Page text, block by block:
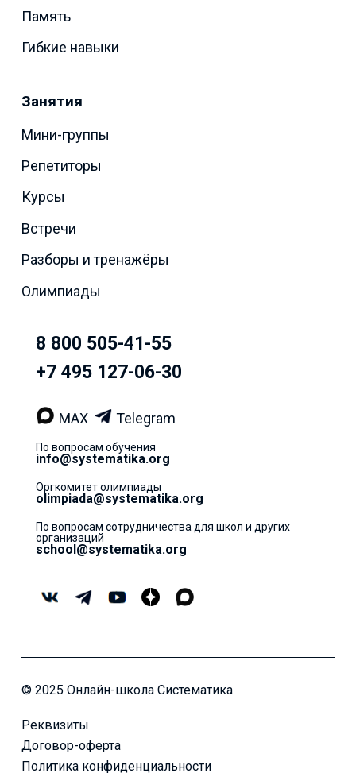
Память
Гибкие навыки
Занятия
Мини-группы
Репетиторы
Курсы
Встречи
Разборы и тренажёры
Олимпиады
8 800 505-41-55
+7 495 127-06-30
MAX Telegram
По вопросам обучения
info@systematika.org
Оргкомитет олимпиады
olimpiada@systematika.org
По вопросам сотрудничества для школ и других
организаций
school@systematika.org
© 2025 Онлайн-школа Систематика
Реквизиты
Договор-оферта
Политика конфиденциальности